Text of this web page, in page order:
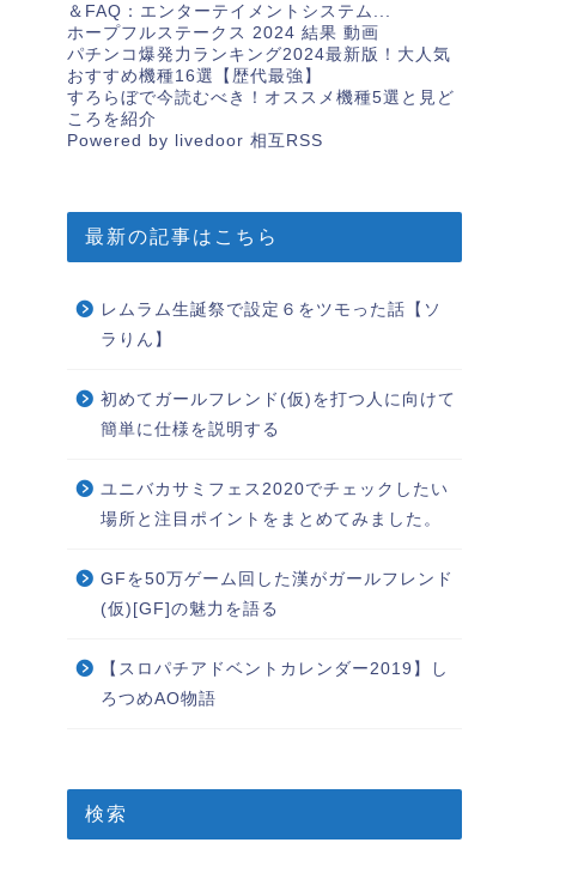
＆FAQ：エンターテイメントシステム...
ホープフルステークス 2024 結果 動画
パチンコ爆発力ランキング2024最新版！大人気
おすすめ機種16選【歴代最強】
すろらぼで今読むべき！オススメ機種5選と見ど
ころを紹介
Powered by livedoor 相互RSS
最新の記事はこちら
レムラム生誕祭で設定６をツモった話【ソ
ラりん】
初めてガールフレンド(仮)を打つ人に向けて
簡単に仕様を説明する
ユニバカサミフェス2020でチェックしたい
場所と注目ポイントをまとめてみました。
GFを50万ゲーム回した漢がガールフレンド
(仮)[GF]の魅力を語る
【スロパチアドベントカレンダー2019】し
ろつめAO物語
検索